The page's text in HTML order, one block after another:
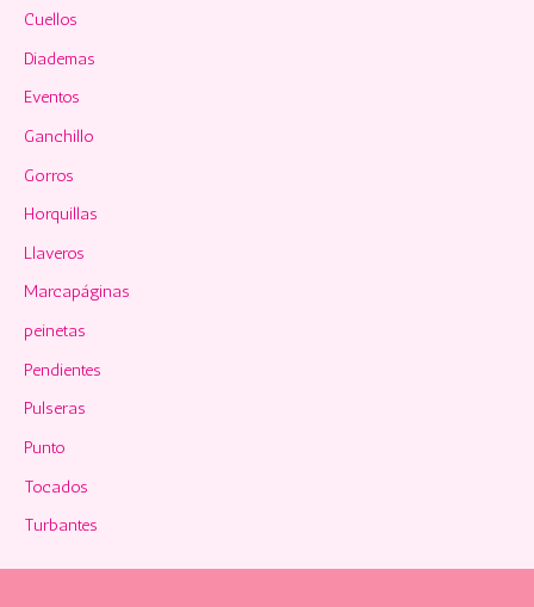
Cuellos
Diademas
Eventos
Ganchillo
Gorros
Horquillas
Llaveros
Marcapáginas
peinetas
Pendientes
Pulseras
Punto
Tocados
Turbantes